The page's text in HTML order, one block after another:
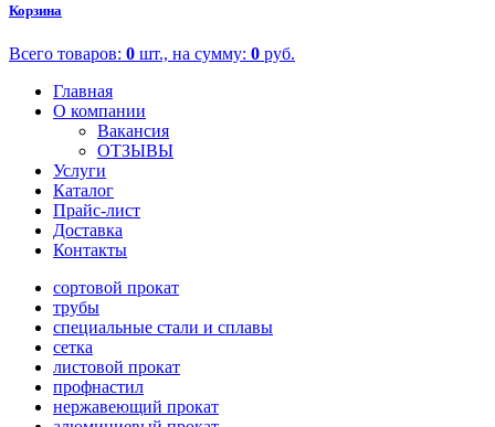
Корзина
Всего товаров: 0 шт., на сумму: 0 руб.
Главная
О компании
Вакансия
ОТЗЫВЫ
Услуги
Каталог
Прайс-лист
Доставка
Контакты
сортовой прокат
трубы
специальные стали и сплавы
сетка
листовой прокат
профнастил
нержавеющий прокат